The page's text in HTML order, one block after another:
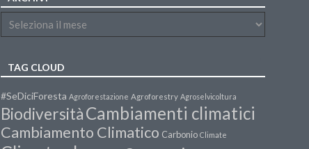
TAG CLOUD
#SeDiciForesta Agroforestazione Agroforestry Agroselvicoltura
BiodiversitàCambiamenti climatici
Cambiamento Climatico Carbonio Climate